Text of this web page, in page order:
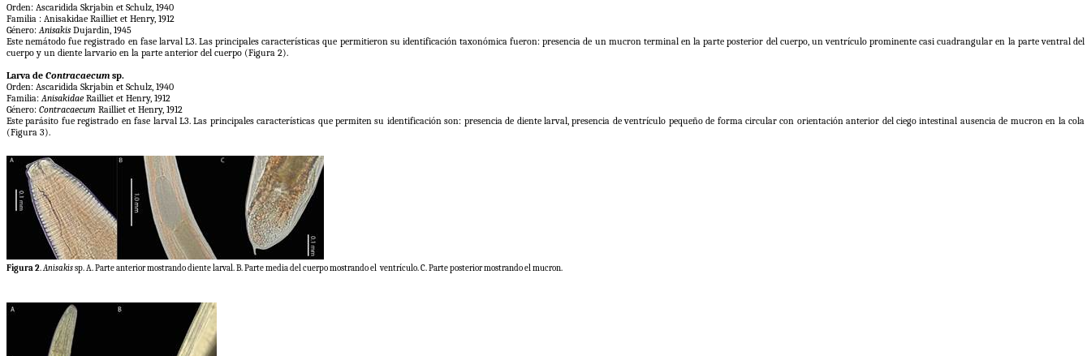
Orden: Ascaridida Skrjabin et Schulz, 1940
Familia : Anisakidae Railliet et Henry, 1912
Género: Anisakis Dujardin, 1945
Este nemátodo fue registrado en fase larval L3. Las principales características que permitieron su identificación taxonómica fueron: presencia de un mucron terminal en la parte posterior del cuerpo, un ventrículo prominente casi cuadrangular en la parte ventral del
cuerpo y un diente larvario en la parte anterior del cuerpo (Figura 2).
Larva de Contracaecum sp.
Orden: Ascaridida Skrjabin et Schulz, 1940
Familia: Anisakidae Railliet et Henry, 1912
Género: Contracaecum Railliet et Henry, 1912
Este parásito fue registrado en fase larval L3. Las principales características que permiten su identificación son: presencia de diente larval, presencia de ventrículo pequeño de forma circular con orientación anterior del ciego intestinal ausencia de mucron en la cola
(Figura 3).
Figura 2.Anisakissp. A. Parte anterior mostrando diente larval. B. Parte media del cuerpo mostrando el ventrículo. C. Parte posterior mostrando el mucron.